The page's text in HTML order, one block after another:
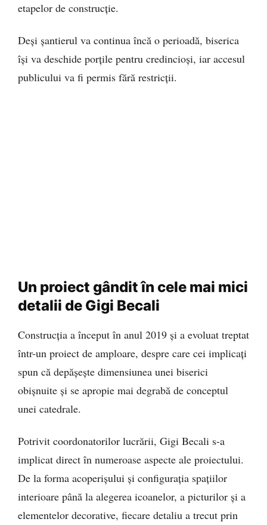
etapelor de construcție.
Deși șantierul va continua încă o perioadă, biserica
își va deschide porțile pentru credincioși, iar accesul
publicului va fi permis fără restricții.
Un proiect gândit în cele mai mici
detalii de Gigi Becali
Construcția a început în anul 2019 și a evoluat treptat
într-un proiect de amploare, despre care cei implicați
spun că depășește dimensiunea unei biserici
obișnuite și se apropie mai degrabă de conceptul
unei catedrale.
Potrivit coordonatorilor lucrării, Gigi Becali s-a
implicat direct în numeroase aspecte ale proiectului.
De la forma acoperișului și configurația spațiilor
interioare până la alegerea icoanelor, a picturilor și a
elementelor decorative, fiecare detaliu a trecut prin